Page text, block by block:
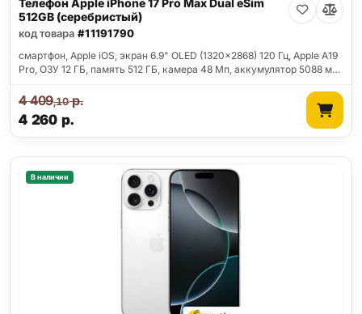
Телефон Apple iPhone 17 Pro Max Dual eSim
512GB (серебристый)
код товара #11191790
смартфон, Apple iOS, экран 6.9" OLED (1320x2868) 120 Гц, Apple A19
Pro, ОЗУ 12 ГБ, память 512 ГБ, камера 48 Мп, аккумулятор 5088 м…
4 260 р.
4 409,10р.
В наличии